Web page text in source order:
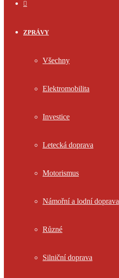
ZPRÁVY
Všechny
Elektromobilita
Investice
Letecká doprava
Motorismus
Námořní a lodní doprava
Různé
Silniční doprava